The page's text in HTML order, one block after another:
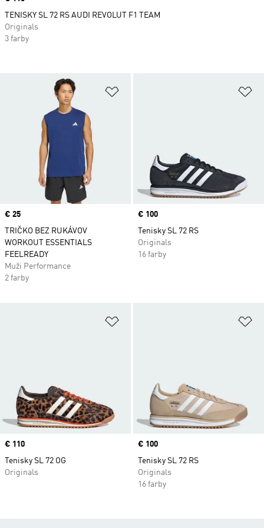
Pridať do zoznamu želaných
Price
€ 25
TRIČKO BEZ RUKÁVOV
WORKOUT ESSENTIALS
FEELREADY
Muži Performance
2 farby
Price
€ 100
Tenisky SL 72 RS
Originals
16 farby
Pridať do zoznamu želaných
Price
€ 110
Tenisky SL 72 OG
Originals
Price
€ 100
Tenisky SL 72 RS
Originals
16 farby
TENISKY SL 72 RS AUDI REVOLUT F1 TEAM
Originals
3 farby